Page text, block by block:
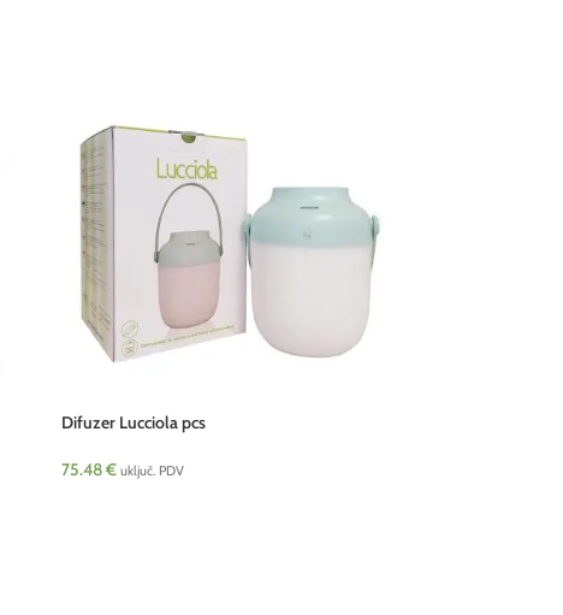
Difuzer Lucciola pcs
75.48€ uključ. PDV